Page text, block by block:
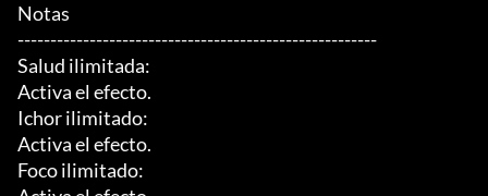
Notas
-------------------------------------------------------
Salud ilimitada:
Activa el efecto.
Ichor ilimitado:
Activa el efecto.
Foco ilimitado: